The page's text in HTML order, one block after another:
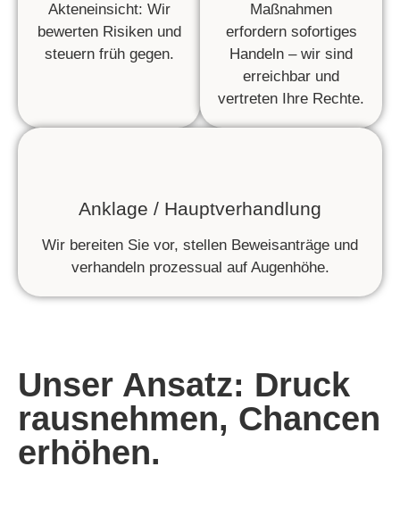
Akteneinsicht: Wir
bewerten Risiken und
steuern früh gegen.
Maßnahmen
erfordern sofortiges
Handeln – wir sind
erreichbar und
vertreten Ihre Rechte.
Anklage / Hauptverhandlung
Wir bereiten Sie vor, stellen Beweisanträge und
verhandeln prozessual auf Augenhöhe.
Unser Ansatz: Druck
rausnehmen, Chancen
erhöhen.